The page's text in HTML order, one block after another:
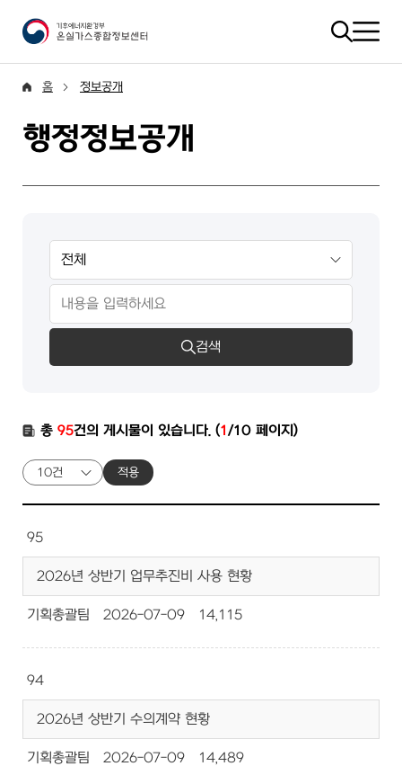
홈 정보공개
행정정보공개
검색
총 95건의 게시물이 있습니다. (1/10 페이지)
적용
95
2026년 상반기 업무추진비 사용 현황
기획총괄팀 2026-07-09 14,115
94
2026년 상반기 수의계약 현황
기획총괄팀 2026-07-09 14,489